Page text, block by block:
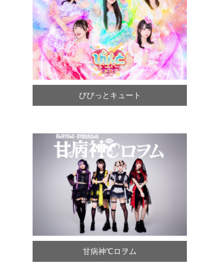
びびっとキュート
甘病神℃ロヲム